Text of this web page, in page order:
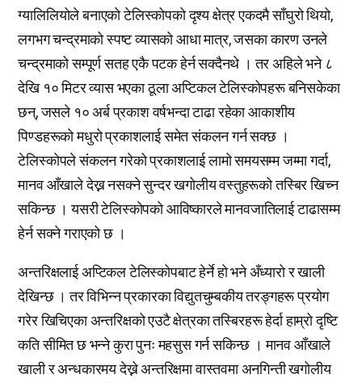
ग्यालिलियोले बनाएको टेलिस्कोपको दृश्य क्षेत्र एकदमै साँघुरो थियो,
लगभग चन्द्रमाको स्पष्ट व्यासको आधा मात्र, जसका कारण उनले
चन्द्रमाको सम्पूर्ण सतह एकै पटक हेर्न सक्दैनथे । तर अहिले भने ८
देखि १० मिटर व्यास भएका ठूला अप्टिकल टेलिस्कोपहरू बनिसकेका
छन्, जसले १० अर्ब प्रकाश वर्षभन्दा टाढा रहेका आकाशीय
पिण्डहरूको मधुरो प्रकाशलाई समेत संकलन गर्न सक्छ ।
टेलिस्कोपले संकलन गरेको प्रकाशलाई लामो समयसम्म जम्मा गर्दा,
मानव आँखाले देख्न नसक्ने सुन्दर खगोलीय वस्तुहरूको तस्बिर खिच्न
सकिन्छ । यसरी टेलिस्कोपको आविष्कारले मानवजातिलाई टाढासम्म
हेर्न सक्ने गराएको छ ।
अन्तरिक्षलाई अप्टिकल टेलिस्कोपबाट हेर्ने हो भने अँध्यारो र खाली
देखिन्छ । तर विभिन्न प्रकारका विद्युतचुम्बकीय तरङ्गहरू प्रयोग
गरेर खिचिएका अन्तरिक्षको एउटै क्षेत्रका तस्बिरहरू हेर्दा हाम्रो दृष्टि
कति सीमित छ भन्ने कुरा पुनः महसुस गर्न सकिन्छ । मानव आँखाले
खाली र अन्धकारमय देख्ने अन्तरिक्षमा वास्तवमा अनगिन्ती खगोलीय